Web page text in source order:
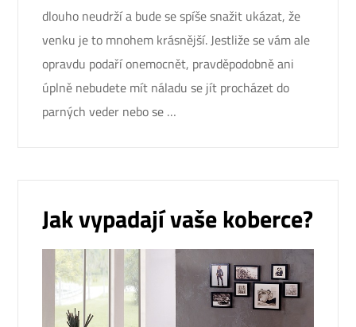
dlouho neudrží a bude se spíše snažit ukázat, že
venku je to mnohem krásnější. Jestliže se vám ale
opravdu podaří onemocnět, pravděpodobně ani
úplně nebudete mít náladu se jít procházet do
parných veder nebo se …
Jak vypadají vaše koberce?